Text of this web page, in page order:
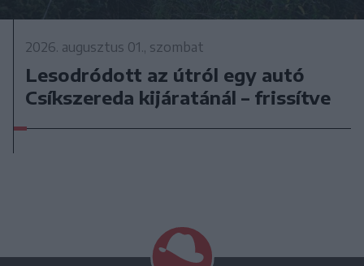
2026. augusztus 01., szombat
Lesodródott az útról egy autó
Csíkszereda kijáratánál – frissítve